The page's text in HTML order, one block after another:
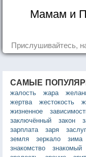
Мамам и
Прислушивайтесь,
САМЫЕ
жалость
жара
жертва
жестокость
жизненное
заключённый
закон
зарплата
заря
земля
зеркало зима
знакомство
знакомый